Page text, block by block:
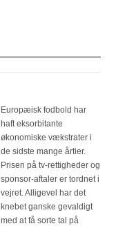
Europæisk fodbold har
haft eksorbitante
økonomiske vækstrater i
de sidste mange årtier.
Prisen på tv-rettigheder og
sponsor-aftaler er tordnet i
vejret. Alligevel har det
knebet ganske gevaldigt
med at få sorte tal på